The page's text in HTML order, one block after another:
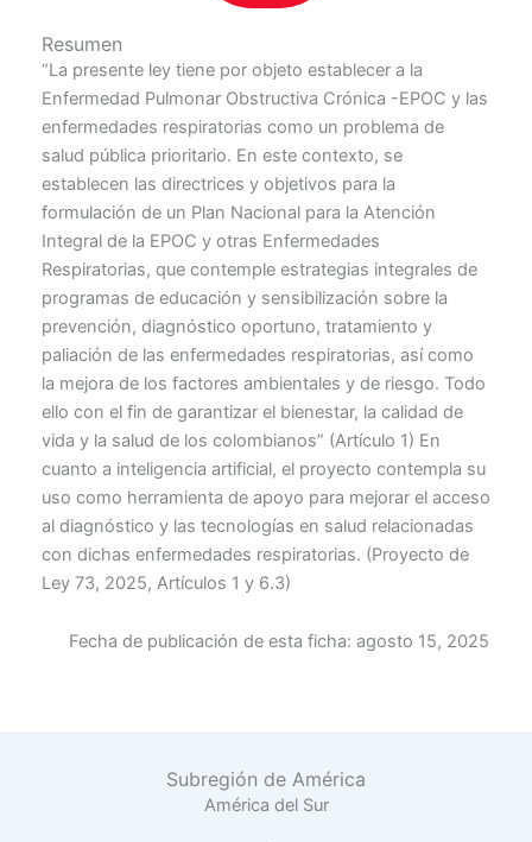
Resumen
“La presente ley tiene por objeto establecer a la
Enfermedad Pulmonar Obstructiva Crónica -EPOC y las
enfermedades respiratorias como un problema de
salud pública prioritario. En este contexto, se
establecen las directrices y objetivos para la
formulación de un Plan Nacional para la Atención
Integral de la EPOC y otras Enfermedades
Respiratorias, que contemple estrategias integrales de
programas de educación y sensibilización sobre la
prevención, diagnóstico oportuno, tratamiento у
paliación de las enfermedades respiratorias, así como
la mejora de los factores ambientales y de riesgo. Todo
ello con el fin de garantizar el bienestar, la calidad de
vida y la salud de los colombianos” (Artículo 1) En
cuanto a inteligencia artificial, el proyecto contempla su
uso como herramienta de apoyo para mejorar el acceso
al diagnóstico y las tecnologías en salud relacionadas
con dichas enfermedades respiratorias. (Proyecto de
Ley 73, 2025, Artículos 1 y 6.3)
Fecha de publicación de esta ficha: agosto 15, 2025
Subregión de América
América del Sur